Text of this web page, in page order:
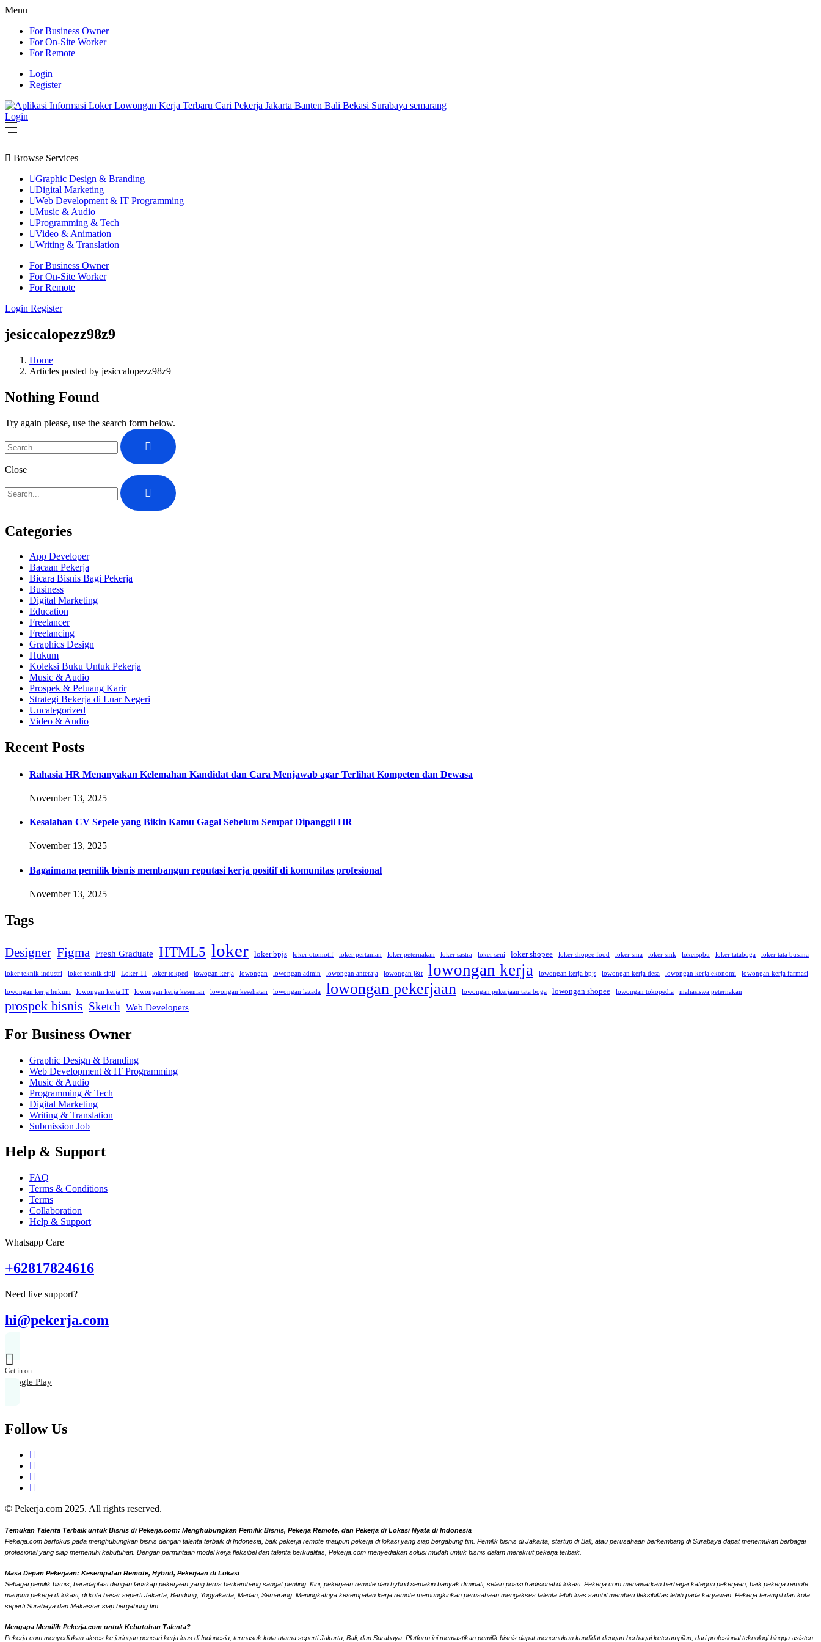
Menu
For Business Owner
For On-Site Worker
For Remote
Login
Register
Login
Browse Services
Graphic Design & Branding
Digital Marketing
Web Development & IT Programming
Music & Audio
Programming & Tech
Video & Animation
Writing & Translation
For Business Owner
For On-Site Worker
For Remote
Login Register
jesiccalopezz98z9
Home
Articles posted by jesiccalopezz98z9
Nothing Found
Try again please, use the search form below.
Close
Categories
App Developer
Bacaan Pekerja
Bicara Bisnis Bagi Pekerja
Business
Digital Marketing
Education
Freelancer
Freelancing
Graphics Design
Hukum
Koleksi Buku Untuk Pekerja
Music & Audio
Prospek & Peluang Karir
Strategi Bekerja di Luar Negeri
Uncategorized
Video & Audio
Recent Posts
Rahasia HR Menanyakan Kelemahan Kandidat dan Cara Menjawab agar Terlihat Kompeten dan Dewasa
November 13, 2025
Kesalahan CV Sepele yang Bikin Kamu Gagal Sebelum Sempat Dipanggil HR
November 13, 2025
Bagaimana pemilik bisnis membangun reputasi kerja positif di komunitas profesional
November 13, 2025
Tags
Designer Figma Fresh Graduate HTML5 loker loker bpjs loker otomotif loker pertanian loker peternakan loker sastra loker seni loker shopee loker shopee food loker sma loker smk lokerspbu loker tataboga loker tata busana
loker teknik industri loker teknik sipil Loker TI loker tokped lowogan kerja lowongan lowongan admin lowongan anteraja lowongan j&t lowongan kerja lowongan kerja bpjs lowongan kerja desa lowongan kerja ekonomi lowongan kerja farmasi
lowongan kerja hukum lowongan kerja IT lowongan kerja kesenian lowongan kesehatan lowongan lazada lowongan pekerjaan lowongan pekerjaan tata boga lowongan shopee lowongan tokopedia mahasiswa peternakan
prospek bisnis Sketch Web Developers
For Business Owner
Graphic Design & Branding
Web Development & IT Programming
Music & Audio
Programming & Tech
Digital Marketing
Writing & Translation
Submission Job
Help & Support
FAQ
Terms & Conditions
Terms
Collaboration
Help & Support
Whatsapp Care
+62817824616
Need live support?
hi@pekerja.com
Get in on
Google Play
Follow Us
© Pekerja.com 2025. All rights reserved.
Temukan Talenta Terbaik untuk Bisnis di Pekerja.com: Menghubungkan Pemilik Bisnis, Pekerja Remote, dan Pekerja di Lokasi Nyata di Indonesia
Pekerja.com berfokus pada menghubungkan bisnis dengan talenta terbaik di Indonesia, baik pekerja remote maupun pekerja di lokasi yang siap bergabung tim. Pemilik bisnis di Jakarta, startup di Bali, atau perusahaan berkembang di Surabaya dapat menemukan berbagai
profesional yang siap memenuhi kebutuhan. Dengan permintaan model kerja fleksibel dan talenta berkualitas, Pekerja.com menyediakan solusi mudah untuk bisnis dalam merekrut pekerja terbaik.
Masa Depan Pekerjaan: Kesempatan Remote, Hybrid, Pekerjaan di Lokasi
Sebagai pemilik bisnis, beradaptasi dengan lanskap pekerjaan yang terus berkembang sangat penting. Kini, pekerjaan remote dan hybrid semakin banyak diminati, selain posisi tradisional di lokasi. Pekerja.com menawarkan berbagai kategori pekerjaan, baik pekerja remote
maupun pekerja di lokasi, di kota besar seperti Jakarta, Bandung, Yogyakarta, Medan, Semarang. Meningkatnya kesempatan kerja remote memungkinkan perusahaan mengakses talenta lebih luas sambil memberi fleksibilitas lebih pada karyawan. Pekerja terampil dari kota
seperti Surabaya dan Makassar siap bergabung tim.
Mengapa Memilih Pekerja.com untuk Kebutuhan Talenta?
Pekerja.com menyediakan akses ke jaringan pencari kerja luas di Indonesia, termasuk kota utama seperti Jakarta, Bali, dan Surabaya. Platform ini memastikan pemilik bisnis dapat menemukan kandidat dengan berbagai keterampilan, dari profesional teknologi hingga asisten